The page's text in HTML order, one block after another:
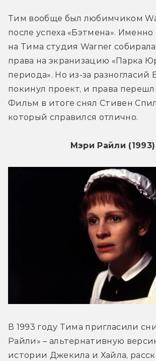
Тим вообще был любимчиком
после успеха «Бэтмена». Именно
на Тима студия Warner
права на экранизацию «Парка
периода». Но из-за разногласий
покинул проект, и права
Фильм в итоге снял Стивен
который справился отлично.
Мэри Райли (1993)
В 1993 году Тима пригласили
Райли» – альтернативную
истории Джекила и Хайла,